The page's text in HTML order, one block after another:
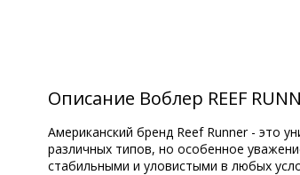
Описание Воблер REEF
Американский бренд Reef Runner - это
различных типов, но особенное
стабильными и уловистыми в любых